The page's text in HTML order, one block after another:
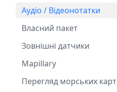
Аудіо / Відеонотатки
Власний пакет
Зовнішні датчики
Mapillary
Перегляд морських карт